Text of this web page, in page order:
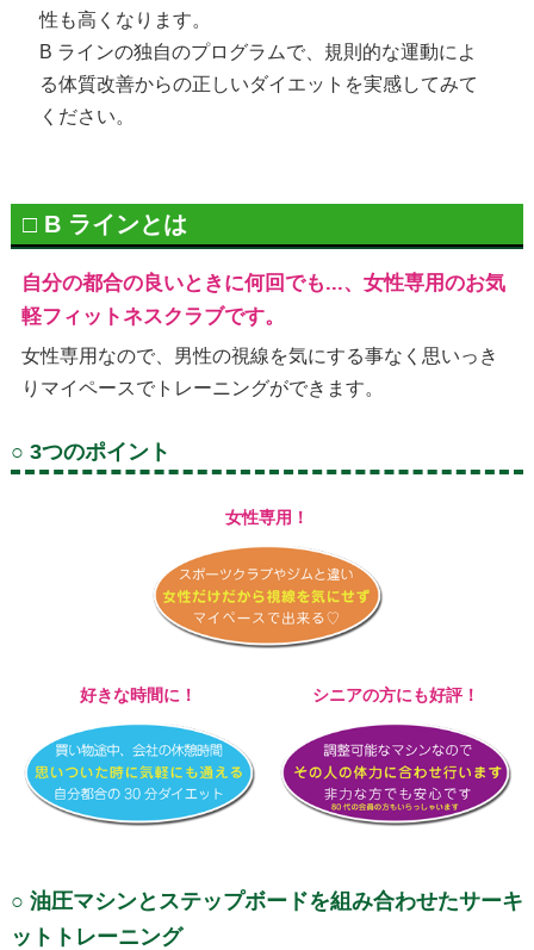
い！
性も高くなります。
B ラインの独自のプログラムで、規則的な運動によ
る体質改善からの正しいダイエットを実感してみて
ください。
□ B ラインとは
自分の都合の良いときに何回でも...、女性専用のお気
軽フィットネスクラブです。
女性専用なので、男性の視線を気にする事なく思いっき
りマイペースでトレーニングができます。
○ 3つのポイント
女性専用！
好きな時間に！ シニアの方にも好評！
○ 油圧マシンとステップボードを組み合わせたサーキ
ットトレーニング